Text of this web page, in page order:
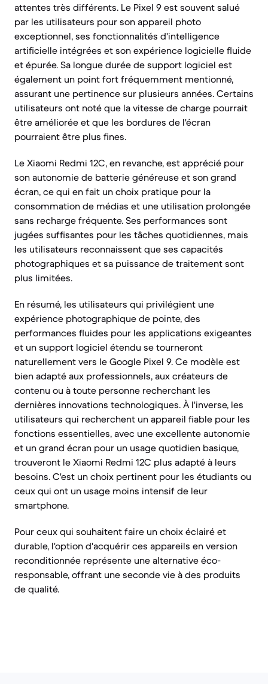
attentes très différents. Le Pixel 9 est souvent salué
par les utilisateurs pour son appareil photo
exceptionnel, ses fonctionnalités d'intelligence
artificielle intégrées et son expérience logicielle fluide
et épurée. Sa longue durée de support logiciel est
également un point fort fréquemment mentionné,
assurant une pertinence sur plusieurs années. Certains
utilisateurs ont noté que la vitesse de charge pourrait
être améliorée et que les bordures de l'écran
pourraient être plus fines.
Le Xiaomi Redmi 12C, en revanche, est apprécié pour
son autonomie de batterie généreuse et son grand
écran, ce qui en fait un choix pratique pour la
consommation de médias et une utilisation prolongée
sans recharge fréquente. Ses performances sont
jugées suffisantes pour les tâches quotidiennes, mais
les utilisateurs reconnaissent que ses capacités
photographiques et sa puissance de traitement sont
plus limitées.
En résumé, les utilisateurs qui privilégient une
expérience photographique de pointe, des
performances fluides pour les applications exigeantes
et un support logiciel étendu se tourneront
naturellement vers le Google Pixel 9. Ce modèle est
bien adapté aux professionnels, aux créateurs de
contenu ou à toute personne recherchant les
dernières innovations technologiques. À l'inverse, les
utilisateurs qui recherchent un appareil fiable pour les
fonctions essentielles, avec une excellente autonomie
et un grand écran pour un usage quotidien basique,
trouveront le Xiaomi Redmi 12C plus adapté à leurs
besoins. C'est un choix pertinent pour les étudiants ou
ceux qui ont un usage moins intensif de leur
smartphone.
Pour ceux qui souhaitent faire un choix éclairé et
durable, l'option d'acquérir ces appareils en version
reconditionnée représente une alternative éco-
responsable, offrant une seconde vie à des produits
de qualité.